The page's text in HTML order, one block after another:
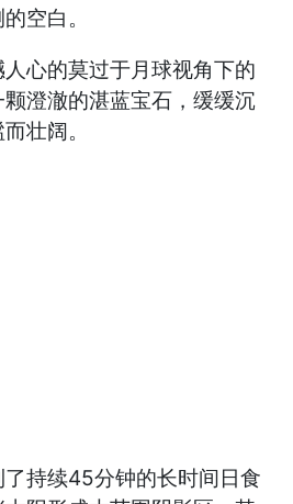
空白。
心的莫过于月球视角下的
澄澈的湛蓝宝石，缓缓沉
壮阔。
持续45分钟的长时间日食